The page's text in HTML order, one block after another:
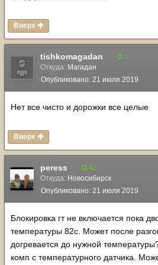
Вверх
tishkomagadan 1
Откуда: Магадан
Опубликовано: 21 июля 2019
Нет все чисто и дорожки все целые
Вверх
peress 42
Откуда: Новосибирск
Опубликовано: 21 июля 2019
Блокировка гт не включается пока
температуры 82с. Может после
догревается до нужной
комп с температурного датчика.